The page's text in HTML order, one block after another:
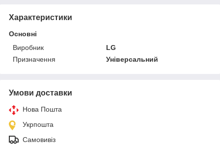
Характеристики
Основні
Виробник
LG
Призначення
Універсальний
Умови доставки
Нова Пошта
Укрпошта
Самовивіз